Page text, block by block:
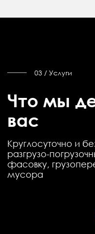
03 / Услуги
Что мы
вас
Круглосуточно и
разгрузо-
фасовку,
мусора